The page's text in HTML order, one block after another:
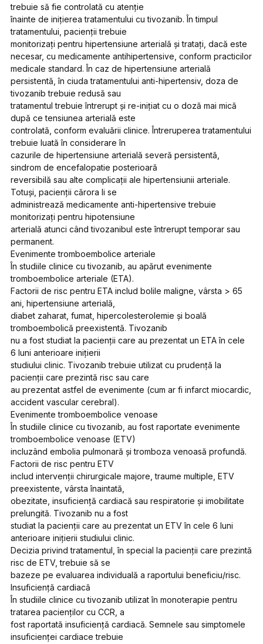
trebuie să fie controlată cu atenție
înainte de inițierea tratamentului cu tivozanib. În timpul
tratamentului, pacienții trebuie
monitorizați pentru hipertensiune arterială și tratați, dacă este
necesar, cu medicamente antihipertensive, conform practicilor
medicale standard. În caz de hipertensiune arterială
persistentă, în ciuda tratamentului anti-hipertensiv, doza de
tivozanib trebuie redusă sau
tratamentul trebuie întrerupt și re-inițiat cu o doză mai mică
după ce tensiunea arterială este
controlată, conform evaluării clinice. Întreruperea tratamentului
trebuie luată în considerare în
cazurile de hipertensiune arterială severă persistentă,
sindrom de encefalopatie posterioară
reversibilă sau alte complicații ale hipertensiunii arteriale.
Totuși, pacienții cărora li se
administrează medicamente anti-hipertensive trebuie
monitorizați pentru hipotensiune
arterială atunci când tivozanibul este întrerupt temporar sau
permanent.
Evenimente tromboembolice arteriale
În studiile clinice cu tivozanib, au apărut evenimente
tromboembolice arteriale (ETA).
Factorii de risc pentru ETA includ bolile maligne, vârsta > 65
ani, hipertensiune arterială,
diabet zaharat, fumat, hipercolesterolemie și boală
tromboembolică preexistentă. Tivozanib
nu a fost studiat la pacienții care au prezentat un ETA în cele
6 luni anterioare inițierii
studiului clinic. Tivozanib trebuie utilizat cu prudență la
pacienții care prezintă risc sau care
au prezentat astfel de evenimente (cum ar fi infarct miocardic,
accident vascular cerebral).
Evenimente tromboembolice venoase
În studiile clinice cu tivozanib, au fost raportate evenimente
tromboembolice venoase (ETV)
incluzând embolia pulmonară și tromboza venoasă profundă.
Factorii de risc pentru ETV
includ intervenții chirurgicale majore, traume multiple, ETV
preexistente, vârsta înaintată,
obezitate, insuficiență cardiacă sau respiratorie și imobilitate
prelungită. Tivozanib nu a fost
studiat la pacienții care au prezentat un ETV în cele 6 luni
anterioare inițierii studiului clinic.
Decizia privind tratamentul, în special la pacienții care prezintă
risc de ETV, trebuie să se
bazeze pe evaluarea individuală a raportului beneficiu/risc.
Insuficiență cardiacă
În studiile clinice cu tivozanib utilizat în monoterapie pentru
tratarea pacienților cu CCR, a
fost raportată insuficiență cardiacă. Semnele sau simptomele
insuficienței cardiace trebuie